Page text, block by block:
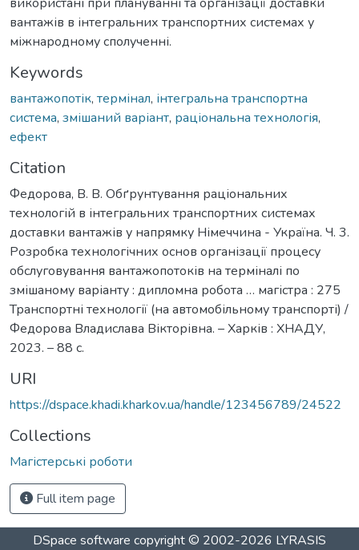
вантажів в інтегральних транспортних системах у
міжнародному сполученні.
Keywords
вантажопотік, термінал, інтегральна транспортна
система, змішаний варіант, раціональна технологія,
ефект
Citation
Федорова, В. В. Обґрунтування раціональних
технологій в інтегральних транспортних системах
доставки вантажів у напрямку Німеччина - Україна. Ч. 3.
Розробка технологічних основ організації процесу
обслуговування вантажопотоків на терміналі по
змішаному варіанту : дипломна робота … магістра : 275
Транспортні технології (на автомобільному транспорті) /
Федорова Владислава Вікторівна. – Харків : ХНАДУ,
2023. – 88 с.
URI
https://dspace.khadi.kharkov.ua/handle/123456789/24522
Collections
Магістерські роботи
Full item page
DSpace software copyright © 2002-2026 LYRASIS